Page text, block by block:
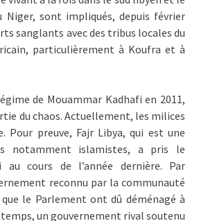
Niger, sont impliqués, depuis février
sanglants avec des tribus locales du
particulièrement à Koufra et à
de Mouammar Kadhafi en 2011,
du chaos. Actuellement, les milices
Pour preuve, Fajr Libya, qui est une
notamment islamistes, a pris le
cours de l’année dernière. Par
reconnu par la communauté
le Parlement ont dû déménagé à
un gouvernement rival soutenu